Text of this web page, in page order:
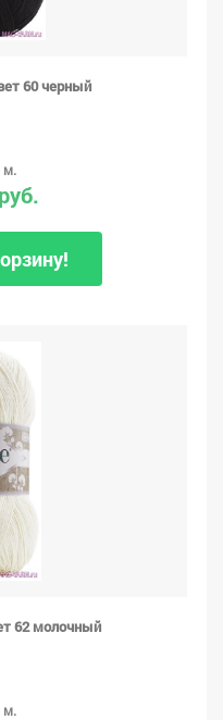
60 черный
м.
62 молочный
м.